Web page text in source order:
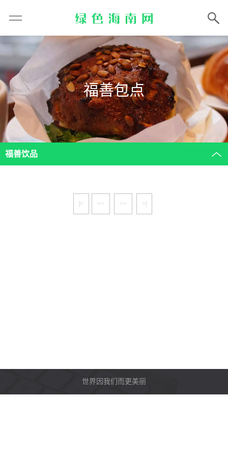
福善包点
福善饮品
|< << >> >|
世界因我们而更美丽